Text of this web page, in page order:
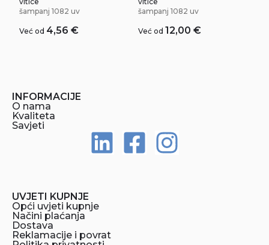
šampanj 1082 uv
Već od 4,56€
šampanj 1082 uv
Već od 12,00 €
INFORMACIJE
O nama
Kvaliteta
Savjeti
UVJETI KUPNJE
Opći uvjeti kupnje
Načini plaćanja
Dostava
Reklamacije i povrat